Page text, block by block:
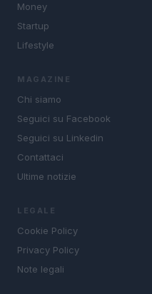
Money
Startup
Lifestyle
MAGAZINE
Chi siamo
Seguici su Facebook
Seguici su Linkedin
Contattaci
Ultime notizie
LEGALE
Cookie Policy
Privacy Policy
Note legali